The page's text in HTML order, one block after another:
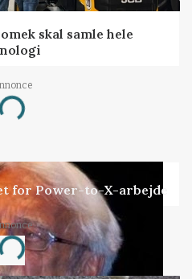
skal samle hele
Loading...
for Power-to-X-arbejde
Loading...